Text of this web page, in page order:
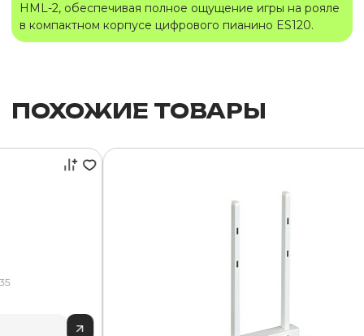
HML-2, обеспечивая полное ощущение игры на рояле
в компактном корпусе цифрового пианино ES120.
ПОХОЖИЕ ТОВАРЫ